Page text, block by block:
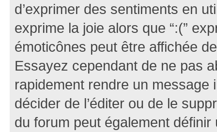
d’exprimer des sentiments en
exprime la joie alors que “:(”
émoticônes peut être affichée
Essayez cependant de ne pas
rapidement rendre un message
décider de l’éditer ou de le
du forum peut également définir